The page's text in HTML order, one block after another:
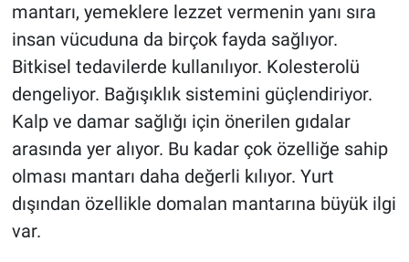
mantarı, yemeklere lezzet vermenin yanı sıra
insan vücuduna da birçok fayda sağlıyor.
Bitkisel tedavilerde kullanılıyor. Kolesterolü
dengeliyor. Bağışıklık sistemini güçlendiriyor.
Kalp ve damar sağlığı için önerilen gıdalar
arasında yer alıyor. Bu kadar çok özelliğe sahip
olması mantarı daha değerli kılıyor. Yurt
dışından özellikle domalan mantarına büyük ilgi
var.